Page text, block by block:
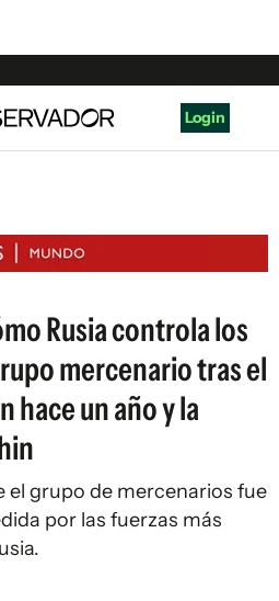
Login
Rusia controla los
mercenario tras el
hace un año y la
el grupo de mercenarios fue
por las fuerzas más